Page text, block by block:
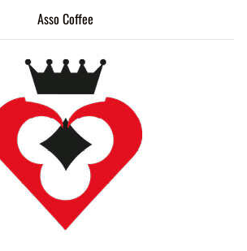
Asso Coffee